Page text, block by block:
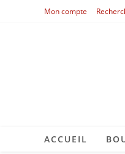
Mon compte
ACCUEIL